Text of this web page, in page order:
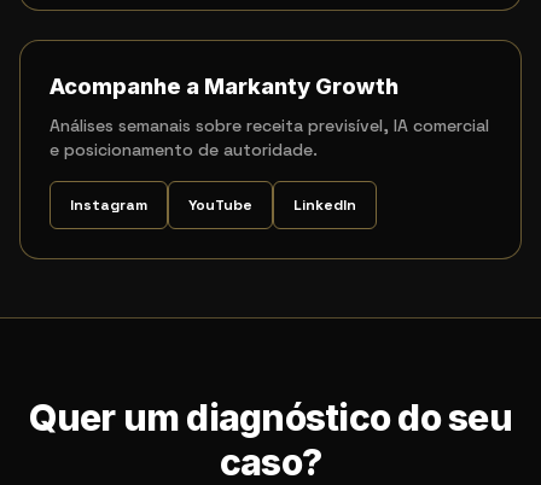
Acompanhe a Markanty Growth
Análises semanais sobre receita previsível, IA comercial
e posicionamento de autoridade.
Instagram YouTube LinkedIn
Quer um diagnóstico do seu
caso?